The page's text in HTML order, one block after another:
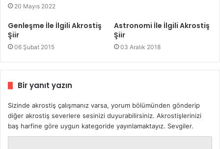
20 Mayıs 2022
Genleşme İle İlgili Akrostiş
Şiir
06 Şubat 2015
Astronomi İle İlgili Akrostiş
Şiir
03 Aralık 2018
Bir yanıt yazın
Sizinde akrostiş çalışmanız varsa, yorum bölümünden gönderip
diğer akrostiş severlere sesinizi duyurabilirsiniz. Akrostişlerinizi
baş harfine göre uygun kategoride yayınlamaktayız. Sevgiler.